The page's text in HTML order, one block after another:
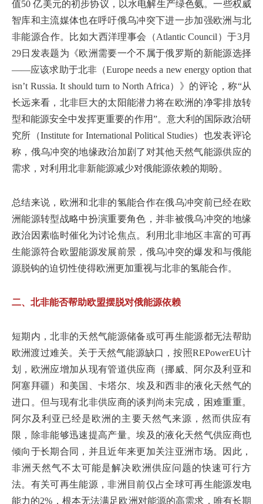
值50 亿美元的初步协议，以水电解生产绿色氨。一些权威
智库和主流媒体也在呼吁俄乌冲突下进一步加强欧洲与北
非能源合作。比如大西洋理事会（Atlantic Council）于3月
29日发表题为《欧洲需要一个不属于俄罗斯的新能源选择
——应该求助于北非（Europe needs a new energy option that
isn’t Russia. It should turn to North Africa）》的评论，称“从
长远来看，北非巨大的太阳能潜力将在欧洲的净零排放转
型和能源安全中发挥更重要的作用”。意大利的国际政治研
究所（Institute for International Political Studies）也发表评论
称，俄乌冲突的地缘政治加剧了对其他天然气能源供应的
需求，对利用北非新能源减少对俄能源依赖的期盼。
总结来说，欧洲和北非的氢能合作在俄乌冲突前已经在欧
洲能源转型战略中扮演重要角色，并非被俄乌冲突的地缘
政治因素临时催化为讨论焦点。利用北非地区丰富的可再
生能源符合欧盟能源发展前景，俄乌冲突的爆发和与俄能
源脱钩的迫切性使得欧洲更加重视与北非的氢能合作。
二、北非能否帮助欧盟摆脱对俄能源依赖
短期内，北非的天然气能源储备或可再生能源都无法帮助
欧洲渡过难关。关于天然气能源缺口，按照REPowerEU计
划，欧洲应增加从现有管道供应商（挪威、阿尔及利亚和
阿塞拜疆）和美国、卡塔尔、埃及和西非的液化天然气的
进口。但与现有北非供应商的谈判尚未完成，困难重重。
阿尔及利亚已经是欧洲的主要天然气来源，然而供应有
限，除非能够迅速提高产量。埃及的液化天然气供应商也
倾向于长期合同，并且近年来更加关注亚洲市场。因此，
非洲天然气不太可能是解决欧洲供应问题的快速可行方
法。有关可再生能源，非洲目前仅占全球可再生能源发电
能力的2%，根本无法满足欧洲对能源的高需求，唯有长期